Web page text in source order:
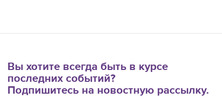
Вы хотите всегда быть в курсе
последних событий?
Подпишитесь на новостную рассылку.